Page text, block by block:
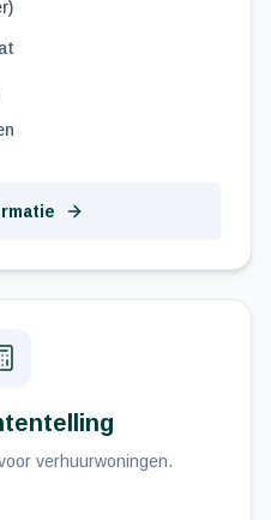
verhuurwoningen.